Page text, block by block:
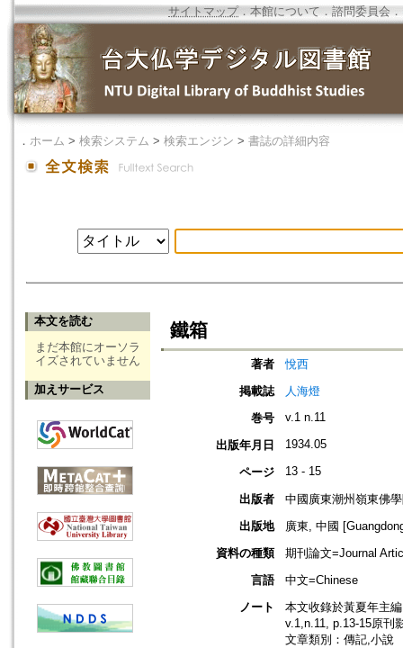
サイトマップ．本館について ． 諮問委員会 ．
． ホーム > 検索システム > 検索エンジン > 書誌の詳細内容
本文を読む
まだ本館にオーソラ
イズされていません
加えサービス
鐵箱
著者
悅西
掲載誌
人海燈
巻号
v.1 n.11
出版年月日 1934.05
ページ 13 - 15
出版者
中國廣東潮州嶺東佛
出版地
廣東, 中國
資料の種類
期刊論文=Journal
言語
中文=Chinese
ノート
本文收錄於黃夏年主
v.1,n.11, p.13-15原刊
文章類別：傳記,小說